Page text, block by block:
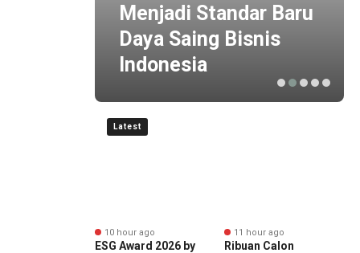
Menjadi Standar Baru
Daya Saing Bisnis
Indonesia
Latest
10 hour ago
ESG Award 2026 by
11 hour ago
Ribuan Calon